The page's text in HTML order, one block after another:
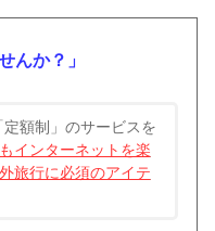
んか？」
額制」のサービスを
インターネットを楽
旅行に必須のアイテ